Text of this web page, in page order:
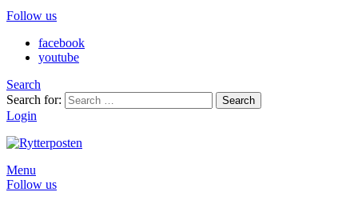
Follow us
facebook
youtube
Search
Search for:
Search
Login
Menu
Follow us